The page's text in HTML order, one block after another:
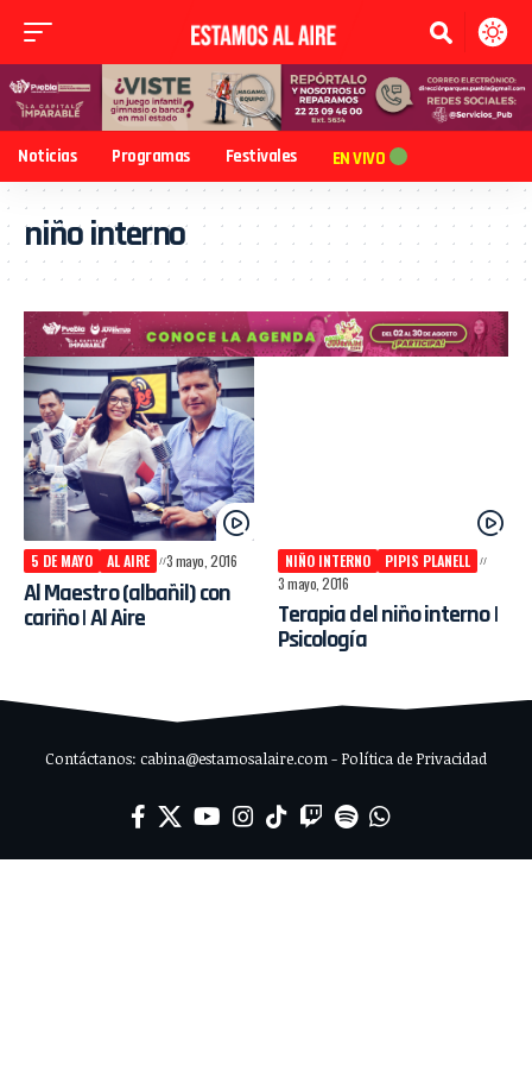
Noticias Programas Festivales EN VIVO
niño interno
5 DE MAYO AL AIRE 3 mayo, 2016
Al Maestro (albañil) con
cariño | Al Aire
NIÑO INTERNO
PIPIS PLANELL
3 mayo, 2016
Terapia del niño interno |
Psicología
Contáctanos: cabina@estamosalaire.com - Política de Privacidad